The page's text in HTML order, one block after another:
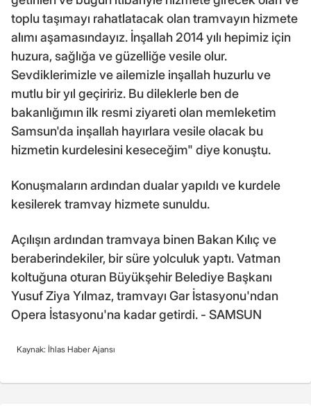
toplu taşımayı rahatlatacak olan tramvayın hizmete
alımı aşamasındayız. İnşallah 2014 yılı hepimiz için
huzura, sağlığa ve güzelliğe vesile olur.
Sevdiklerimizle ve ailemizle inşallah huzurlu ve
mutlu bir yıl geçiririz. Bu dileklerle ben de
bakanlığımın ilk resmi ziyareti olan memleketim
Samsun'da inşallah hayırlara vesile olacak bu
hizmetin kurdelesini keseceğim" diye konuştu.
Konuşmaların ardından dualar yapıldı ve kurdele
kesilerek tramvay hizmete sunuldu.
Açılışın ardından tramvaya binen Bakan Kılıç ve
beraberindekiler, bir süre yolculuk yaptı. Vatman
koltuğuna oturan Büyükşehir Belediye Başkanı
Yusuf Ziya Yılmaz, tramvayı Gar İstasyonu'ndan
Opera İstasyonu'na kadar getirdi. - SAMSUN
Kaynak: İhlas Haber Ajansı